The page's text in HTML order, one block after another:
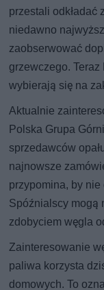
przestali odkładać
niedawno
zaobserwować
grzewczego.
wybierają się na
Aktualnie
Polska Grupa
sprzedawców
najnowsze
przypomina, by nie
Spóźnialscy mogą
zdobyciem węgla
Zainteresowanie
paliwa korzysta
domowych. To